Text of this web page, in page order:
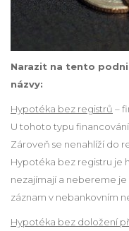
Narazit na tento
názvy:
Hypotéka bez registrů –
U tohoto typu
Zároveň se nenahlíží do
Hypotéka bez registru je
nezajímají a nebereme
záznam v nebankovním
Hypotéka bez doložení